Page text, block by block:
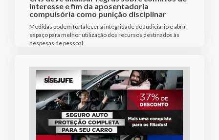
interesse e fim da aposentadoria
compulsória como punição disciplinar
Medidas podem fortalecer a integridade do Judiciário e abrir
espaço para melhor utilização dos recursos destinados às
despesas de pessoal